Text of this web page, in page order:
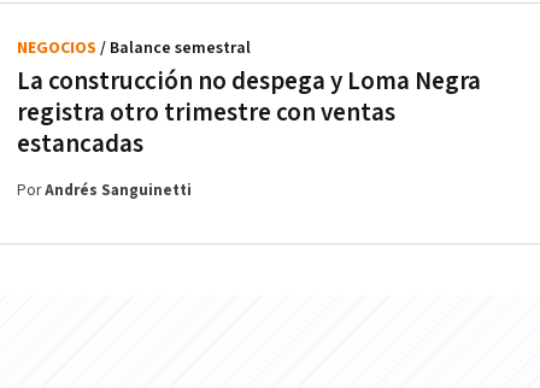
La construcción no despega y Loma Negra
registra otro trimestre con ventas
estancadas
NEGOCIOS / Balance semestral
PorAndrés Sanguinetti